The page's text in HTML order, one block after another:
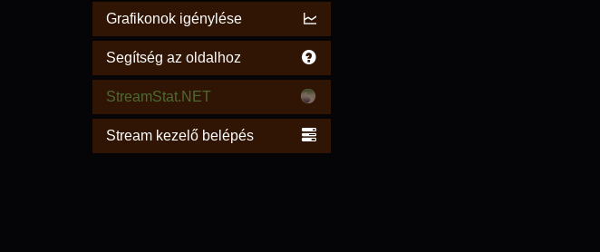
Grafikonok igénylése
Segítség az oldalhoz
StreamStat.NET
Stream kezelő belépés